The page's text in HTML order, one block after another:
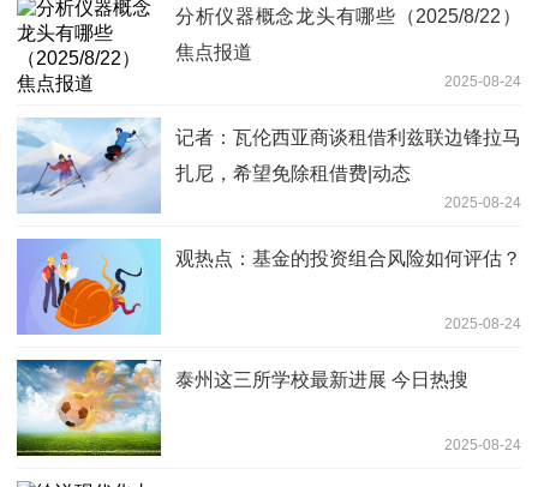
分析仪器概念龙头有哪些（2025/8/22）
焦点报道
2025-08-24
记者：瓦伦西亚商谈租借利兹联边锋拉马
扎尼，希望免除租借费|动态
2025-08-24
观热点：基金的投资组合风险如何评估？
2025-08-24
泰州这三所学校最新进展 今日热搜
2025-08-24